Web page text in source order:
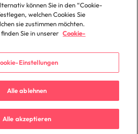
Frankfurt
Hamburg
Plc. All Rights Reserved.
können Sie in den “Cookie-
welchen Cookies Sie
sie zustimmen möchten.
Sie in unserer Cookie-
Einstellungen
Alle ablehnen
Alle akzeptieren